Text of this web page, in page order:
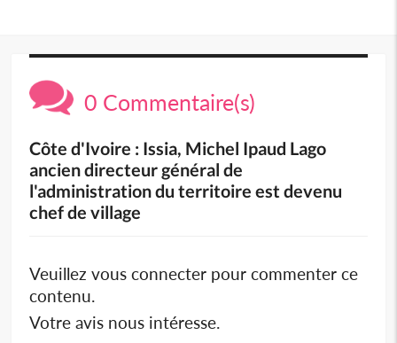
0 Commentaire(s)
Côte d'Ivoire : Issia, Michel Ipaud Lago
ancien directeur général de
l'administration du territoire est devenu
chef de village
Veuillez vous connecter pour commenter ce
contenu.
Votre avis nous intéresse.